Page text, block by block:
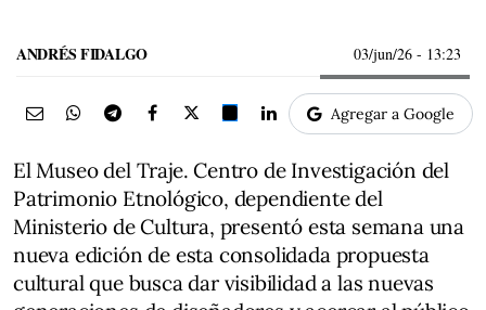
ANDRÉS FIDALGO 03/jun/26 - 13:23
Agregar a Google
El Museo del Traje. Centro de Investigación del
Patrimonio Etnológico, dependiente del
Ministerio de Cultura, presentó esta semana una
nueva edición de esta consolidada propuesta
cultural que busca dar visibilidad a las nuevas